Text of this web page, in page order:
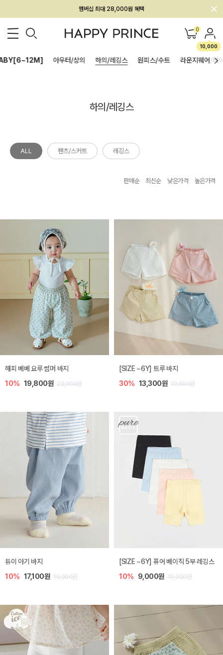
회원전용 아울렛, 가입하면 ~60% 할인!
멤버십 최대 28,000원 혜택 0
10,000
아우터/상의 하의/레깅스 원피스/수트 라운지웨어/베
하의/레깅스
ALL 팬츠/스커트 레깅스
판매순 최신순 낮은가격 높은가격
해피 베베 요루 썸머 바지
10% 19,800원 22,000원
[SIZE ~6Y] 트루 바지
30% 13,300원 19,000원
듀이 아기 바지
10% 17,100원 19,000원
[SIZE ~6Y] 퓨어 베이직 5부 레깅스
10% 9,000원 10,000원